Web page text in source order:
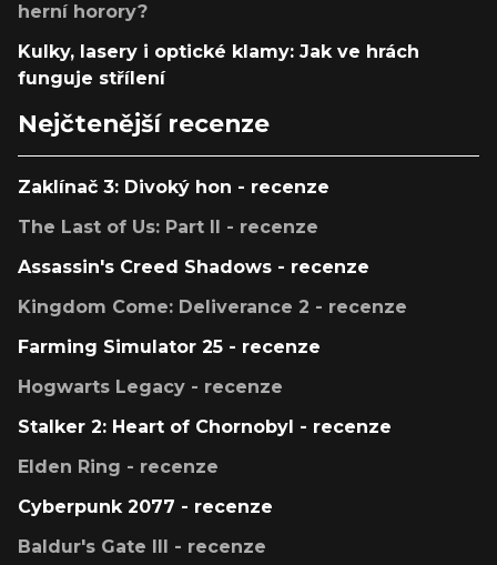
herní horory?
Kulky, lasery i optické klamy: Jak ve hrách
funguje střílení
Nejčtenější recenze
Zaklínač 3: Divoký hon - recenze
The Last of Us: Part II - recenze
Assassin's Creed Shadows - recenze
Kingdom Come: Deliverance 2 - recenze
Farming Simulator 25 - recenze
Hogwarts Legacy - recenze
Stalker 2: Heart of Chornobyl - recenze
Elden Ring - recenze
Cyberpunk 2077 - recenze
Baldur's Gate III - recenze